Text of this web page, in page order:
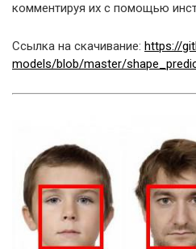
комментируя их с помощью
Ссылка на скачивание: https://
models/blob/master/